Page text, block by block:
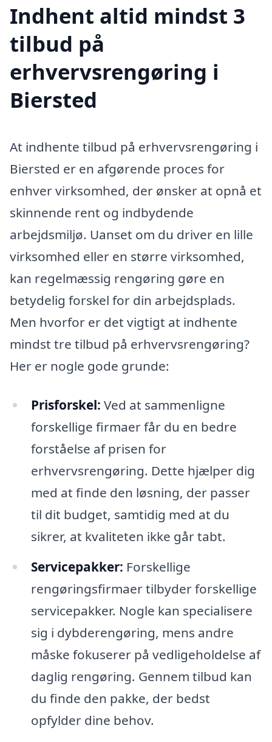
Indhent altid mindst 3
tilbud på
erhvervsrengøring i
Biersted
At indhente tilbud på erhvervsrengøring i
Biersted er en afgørende proces for
enhver virksomhed, der ønsker at opnå et
skinnende rent og indbydende
arbejdsmiljø. Uanset om du driver en lille
virksomhed eller en større virksomhed,
kan regelmæssig rengøring gøre en
betydelig forskel for din arbejdsplads.
Men hvorfor er det vigtigt at indhente
mindst tre tilbud på erhvervsrengøring?
Her er nogle gode grunde:
Prisforskel: Ved at sammenligne
forskellige firmaer får du en bedre
forståelse af prisen for
erhvervsrengøring. Dette hjælper dig
med at finde den løsning, der passer
til dit budget, samtidig med at du
sikrer, at kvaliteten ikke går tabt.
Servicepakker: Forskellige
rengøringsfirmaer tilbyder forskellige
servicepakker. Nogle kan specialisere
sig i dybderengøring, mens andre
måske fokuserer på vedligeholdelse af
daglig rengøring. Gennem tilbud kan
du finde den pakke, der bedst
opfylder dine behov.